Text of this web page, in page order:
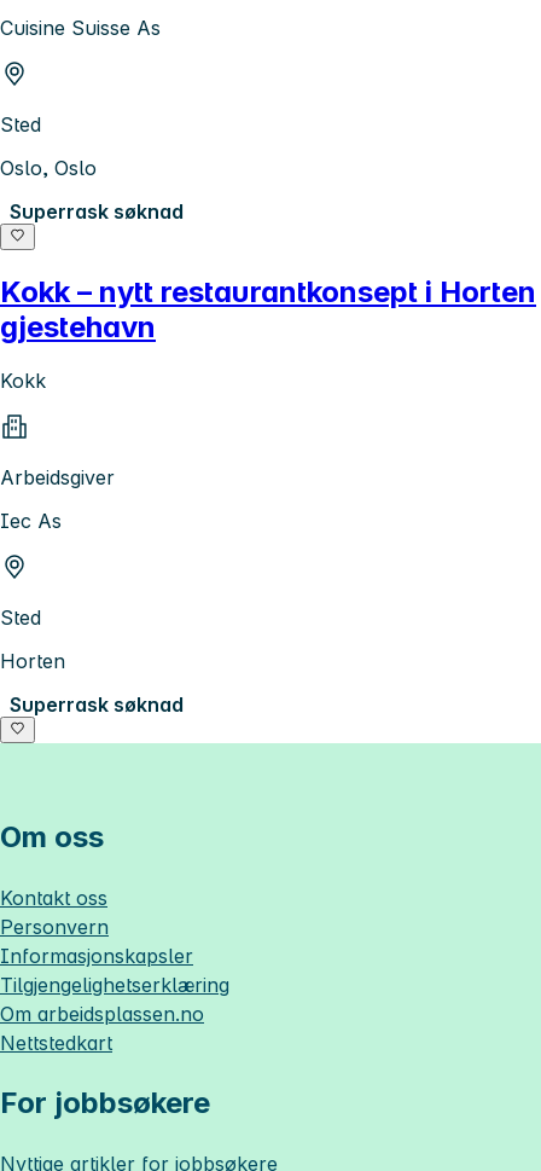
Cuisine Suisse As
Sted
Oslo, Oslo
Superrask søknad
Kokk – nytt restaurantkonsept i Horten
gjestehavn
Kokk
Arbeidsgiver
Iec As
Sted
Horten
Superrask søknad
Om oss
Kontakt oss
Personvern
Informasjonskapsler
Tilgjengelighetserklæring
Om arbeidsplassen.no
Nettstedkart
For jobbsøkere
Nyttige artikler for jobbsøkere